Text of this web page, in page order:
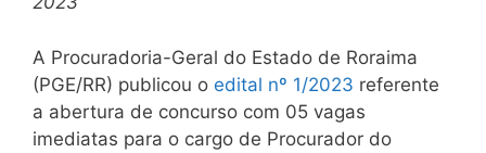
A Procuradoria-Geral do Estado de Roraima
(PGE/RR) publicou o edital nº 1/2023 referente
a abertura de concurso com 05 vagas
imediatas para o cargo de Procurador do